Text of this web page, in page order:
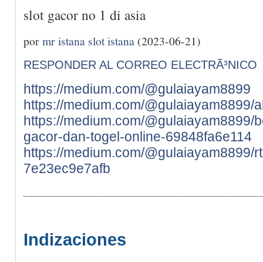
slot gacor no 1 di asia
pormr istana slot istana (2023-06-21)
RESPONDER AL CORREO ELECTRÃ³NICO
https://medium.com/@gulaiayam8899
https://medium.com/@gulaiayam8899/
https://medium.com/@gulaiayam8899/
gacor-dan-togel-online-69848fa6e114
https://medium.com/@gulaiayam8899/
7e23ec9e7afb
Indizaciones